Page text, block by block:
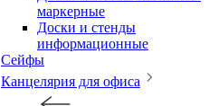
маркерные
Доски и стенды
информационные
Сейфы
Канцелярия для офиса